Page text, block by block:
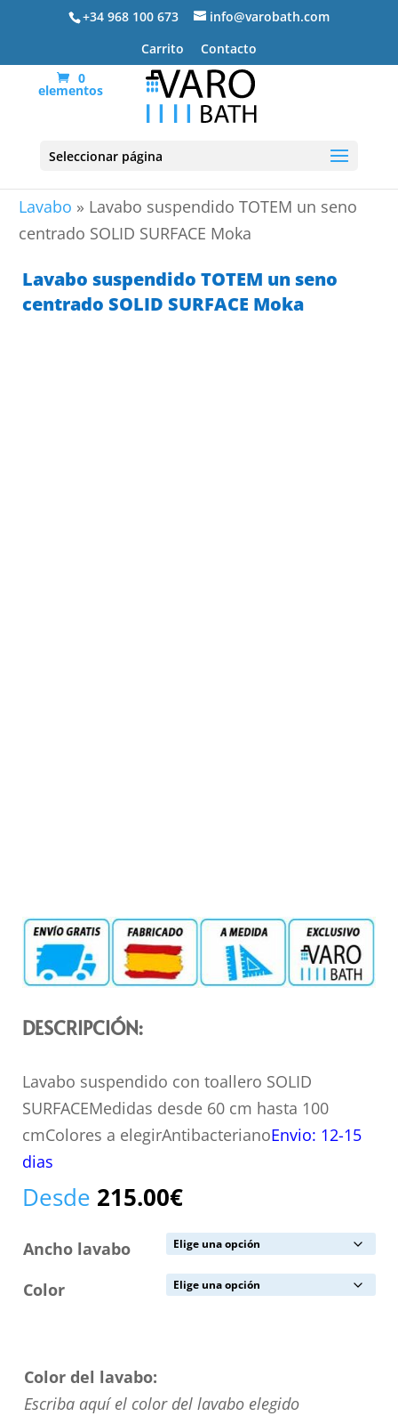
+34 968 100 673
info@varobath.com
Carrito
Contacto
0
elementos
Seleccionar página
Lavabo » Lavabo suspendido TOTEM un seno
centrado SOLID SURFACE Moka
Lavabo suspendido TOTEM un seno
centrado SOLID SURFACE Moka
DESCRIPCIÓN:
Lavabo suspendido con toallero SOLID
SURFACEMedidas desde 60 cm hasta 100
cmColores a elegirAntibacterianoEnvio: 12-15
dias
Desde 215.00€
Ancho lavabo
Color
Color del lavabo:
Escriba aquí el color del lavabo elegido